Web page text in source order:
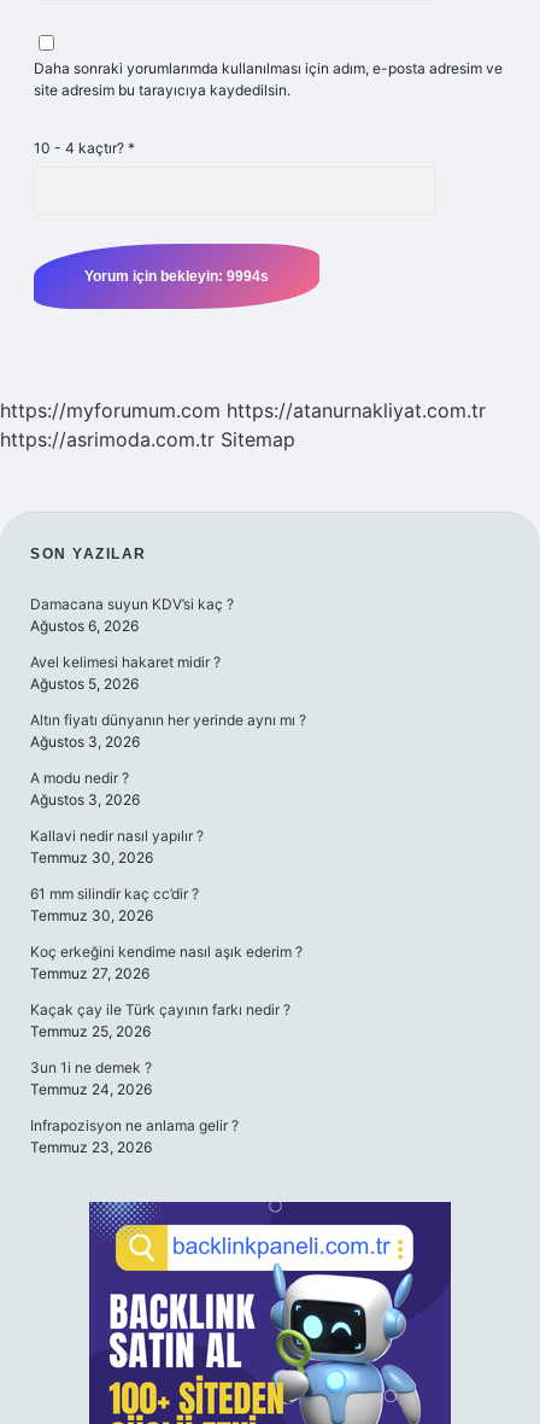
Daha sonraki yorumlarımda kullanılması için adım, e-posta adresim ve
site adresim bu tarayıcıya kaydedilsin.
10 - 4 kaçtır? *
https://myforumum.com https://atanurnakliyat.com.tr
https://asrimoda.com.tr Sitemap
SIDEBAR
SON YAZILAR
Damacana suyun KDV’si kaç ?
Ağustos 6, 2026
Avel kelimesi hakaret midir ?
Ağustos 5, 2026
Altın fiyatı dünyanın her yerinde aynı mı ?
Ağustos 3, 2026
A modu nedir ?
Ağustos 3, 2026
Kallavi nedir nasıl yapılır ?
Temmuz 30, 2026
61 mm silindir kaç cc’dir ?
Temmuz 30, 2026
Koç erkeğini kendime nasıl aşık ederim ?
Temmuz 27, 2026
Kaçak çay ile Türk çayının farkı nedir ?
Temmuz 25, 2026
3un 1i ne demek ?
Temmuz 24, 2026
Infrapozisyon ne anlama gelir ?
Temmuz 23, 2026